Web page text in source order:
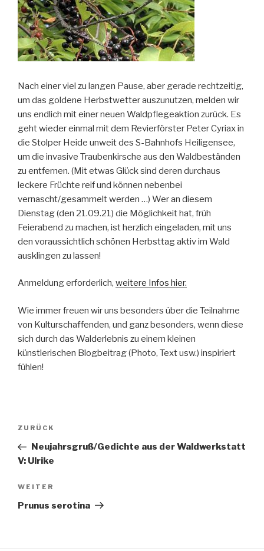
Nach einer viel zu langen Pause, aber gerade rechtzeitig,
um das goldene Herbstwetter auszunutzen, melden wir
uns endlich mit einer neuen Waldpflegeaktion zurück. Es
geht wieder einmal mit dem Revierförster Peter Cyriax in
die Stolper Heide unweit des S-Bahnhofs Heiligensee,
um die invasive Traubenkirsche aus den Waldbeständen
zu entfernen. (Mit etwas Glück sind deren durchaus
leckere Früchte reif und können nebenbei
vernascht/gesammelt werden …) Wer an diesem
Dienstag (den 21.09.21) die Möglichkeit hat, früh
Feierabend zu machen, ist herzlich eingeladen, mit uns
den voraussichtlich schönen Herbsttag aktiv im Wald
ausklingen zu lassen!
Anmeldung erforderlich, weitere Infos hier.
Wie immer freuen wir uns besonders über die Teilnahme
von Kulturschaffenden, und ganz besonders, wenn diese
sich durch das Walderlebnis zu einem kleinen
künstlerischen Blogbeitrag (Photo, Text usw.) inspiriert
fühlen!
Beitragsnavigation
Vorheriger
Beitrag
ZURÜCK
Neujahrsgruß/Gedichte aus der Waldwerkstatt
V: Ulrike
Nächster
Beitrag
WEITER
Prunus serotina